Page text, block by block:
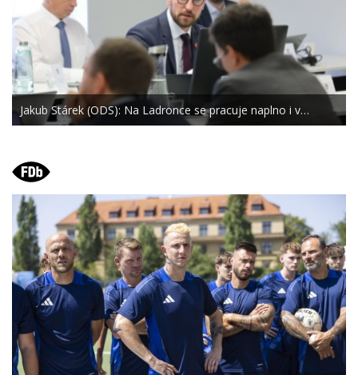
Jakub Stárek (ODS): Na Ladronce se pracuje naplno i v…